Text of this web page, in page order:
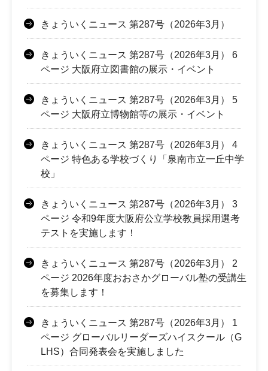
きょういくニュース 第287号（2026年3月）
きょういくニュース 第287号（2026年3月） 6
ページ 大阪府立図書館の展示・イベント
きょういくニュース 第287号（2026年3月） 5
ページ 大阪府立博物館等の展示・イベント
きょういくニュース 第287号（2026年3月） 4
ページ 特色ある学校づくり「泉南市立一丘中学
校」
きょういくニュース 第287号（2026年3月） 3
ページ 令和9年度大阪府公立学校教員採用選考
テストを実施します！
きょういくニュース 第287号（2026年3月） 2
ページ 2026年度おおさかグローバル塾の受講生
を募集します！
きょういくニュース 第287号（2026年3月） 1
ページ グローバルリーダーズハイスクール（G
LHS）合同発表会を実施しました